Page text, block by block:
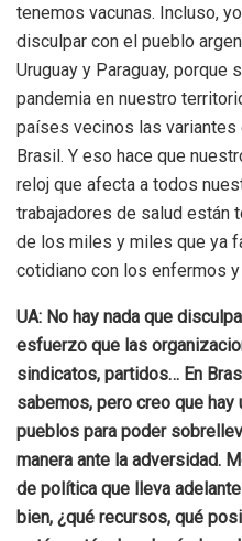
tenemos vacunas. Incluso,
disculpar con el pueblo
Uruguay y Paraguay, porque
pandemia en nuestro
países vecinos las variantes
Brasil. Y eso hace que
reloj que afecta a todos
trabajadores de salud están
de los miles y miles que ya
cotidiano con los enfermos
UA: No hay nada que
esfuerzo que las
sindicatos, partidos… En
sabemos, pero creo que
pueblos para poder
manera ante la adversidad.
de política que lleva
bien, ¿qué recursos, qué